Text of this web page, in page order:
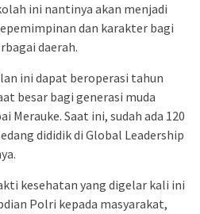
ini nantinya akan menjadi
dan karakter bagi
daerah.
ini dapat beroperasi tahun
besar bagi generasi muda
Merauke. Saat ini, sudah ada 120
dididik di Global Leadership
kesehatan yang digelar kali ini
Polri kepada masyarakat,